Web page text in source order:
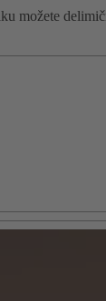
možete